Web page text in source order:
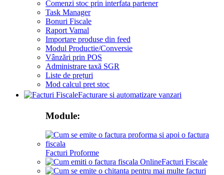
Comenzi stoc prin interfata partener
Task Manager
Bonuri Fiscale
Raport Vamal
Importare produse din feed
Modul Productie/Conversie
Vânzări prin POS
Administrare taxă SGR
Liste de prețuri
Mod calcul pret stoc
Facturare si automatizare vanzari
Module:
Facturi Proforme
Facturi Fiscale